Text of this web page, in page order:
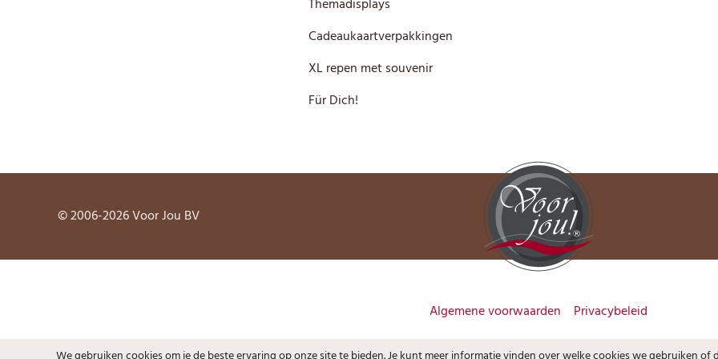
Themadisplays
Cadeaukaartverpakkingen
XL repen met souvenir
Für Dich!
© 2006-2026 Voor Jou BV
Algemene voorwaarden Privacybeleid